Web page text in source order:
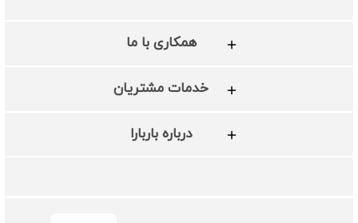
همکاری با ما
خدمات مشتریان
درباره باربارا